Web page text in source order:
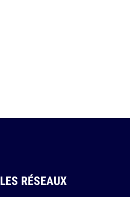
LES RÉSEAUX